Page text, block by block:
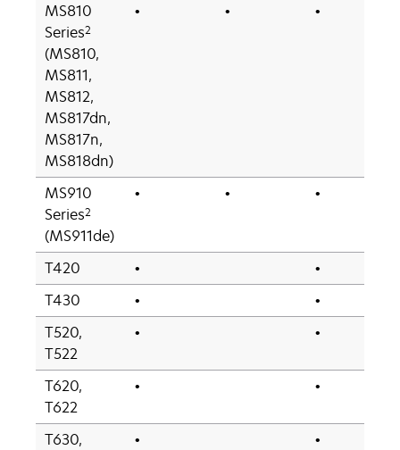
MS810
Series2
(MS810,
MS811,
MS812,
MS817dn,
MS817n,
MS818dn)
• • •
MS910
Series2
(MS911de)
• • •
T420 •
•
T430
•
•
T520,
T522
• •
T620,
T622
• •
T630,
• •